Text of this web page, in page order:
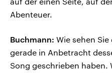
Abenteuer.
Buchmann: Wie sehen
gerade in Anbetracht
Song geschrieben haben.